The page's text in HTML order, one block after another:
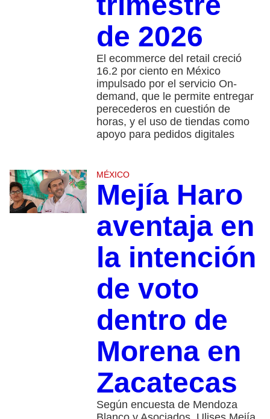
de 2026
El ecommerce del retail creció
16.2 por ciento en México
impulsado por el servicio On-
demand, que le permite entregar
perecederos en cuestión de
horas, y el uso de tiendas como
apoyo para pedidos digitales
MÉXICO
Mejía Haro
aventaja en
la intención
de voto
dentro de
Morena en
Zacatecas
Según encuesta de Mendoza